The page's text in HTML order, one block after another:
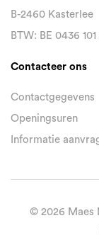
B-2460 Kasterlee
BTW: BE 0436
Contacteer ons
Contactgegevens
Openingsuren
Informatie
© 2026 Maes